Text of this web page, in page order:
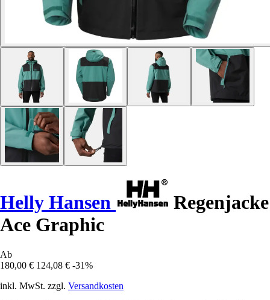
Helly Hansen
Regenjacke
Ace Graphic
Ab
180,00 € 124,08 € -31%
inkl. MwSt. zzgl. Versandkosten